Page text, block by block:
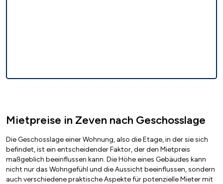
Mietpreise in Zeven nach Geschosslage
Die Geschosslage einer Wohnung, also die Etage, in der sie sich
befindet, ist ein entscheidender Faktor, der den Mietpreis
maßgeblich beeinflussen kann. Die Höhe eines Gebäudes kann
nicht nur das Wohngefühl und die Aussicht beeinflussen, sondern
auch verschiedene praktische Aspekte für potenzielle Mieter mit